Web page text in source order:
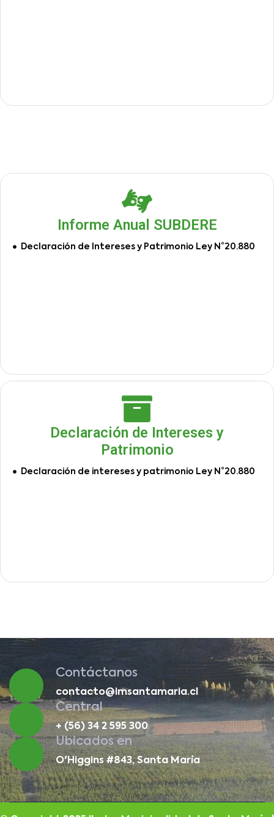
Informe Anual SUBDERE
Declaración de Intereses y Patrimonio Ley N°20.880
Declaración de Intereses y
Patrimonio
Declaración de intereses y patrimonio Ley N°20.880
Contáctanos
contacto@imsantamaria.cl
Central
+ (56) 34 2 595 300
Ubicados en
O'Higgins #843, Santa María